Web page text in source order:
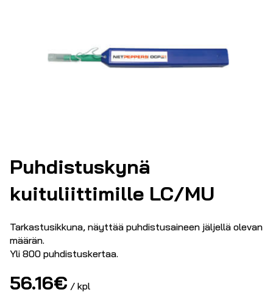
Puhdistuskynä
kuituliittimille LC/MU
Tarkastusikkuna, näyttää puhdistusaineen jäljellä olevan
määrän.
Yli 800 puhdistuskertaa.
56.16€ / kpl